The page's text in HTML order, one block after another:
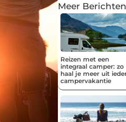
Meer Berichten
Reizen met een
integraal camper: zo
haal je meer uit
campervakantie